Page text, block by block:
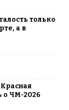
только
а в
о ЧМ-2026